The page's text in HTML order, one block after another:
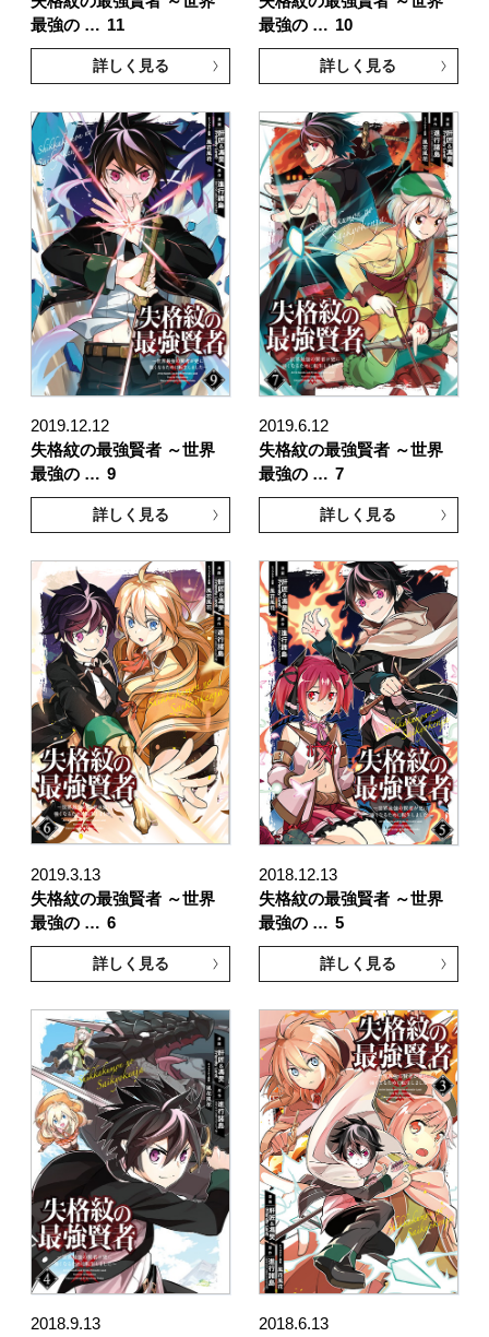
最強の … 11
詳しく見る
最強の … 10
詳しく見る
2019.12.12
失格紋の最強賢者 ～世界
最強の … 9
詳しく見る
2019.6.12
失格紋の最強賢者 ～世界
最強の … 7
詳しく見る
2019.3.13
失格紋の最強賢者 ～世界
最強の … 6
詳しく見る
2018.12.13
失格紋の最強賢者 ～世界
最強の … 5
詳しく見る
2018.9.13
2018.6.13